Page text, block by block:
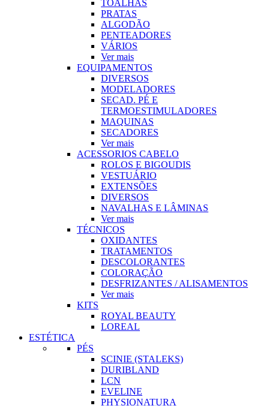
TOALHAS
PRATAS
ALGODÃO
PENTEADORES
VÁRIOS
Ver mais
EQUIPAMENTOS
DIVERSOS
MODELADORES
SECAD. PÉ E
TERMOESTIMULADORES
MAQUINAS
SECADORES
Ver mais
ACESSORIOS CABELO
ROLOS E BIGOUDIS
VESTUÁRIO
EXTENSÕES
DIVERSOS
NAVALHAS E LÂMINAS
Ver mais
TÉCNICOS
OXIDANTES
TRATAMENTOS
DESCOLORANTES
COLORAÇÃO
DESFRIZANTES / ALISAMENTOS
Ver mais
KITS
ROYAL BEAUTY
LOREAL
ESTÉTICA
PÉS
SCINIE (STALEKS)
DURIBLAND
LCN
EVELINE
PHYSIONATURA